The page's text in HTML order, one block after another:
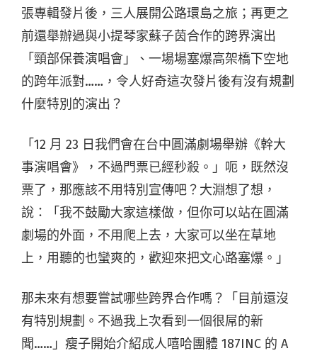
張專輯發片後，三人展開公路環島之旅；再更之
前還舉辦過與小提琴家蘇子茵合作的跨界演出
「頸部保養演唱會」、一場場塞爆高架橋下空地
的跨年派對……，令人好奇這次發片後有沒有規劃
什麼特別的演出？
「12 月 23 日我們會在台中圓滿劇場舉辦《幹大
事演唱會》，不過門票已經秒殺。」呃，既然沒
票了，那應該不用特別宣傳吧？大淵想了想，
說：「我不鼓勵大家這樣做，但你可以站在圓滿
劇場的外面，不用爬上去，大家可以坐在草地
上，用聽的也蠻爽的，歡迎來把文心路塞爆。」
那未來有想要嘗試哪些跨界合作嗎？「目前還沒
有特別規劃。不過我上次看到一個很屌的新
聞……」瘦子開始介紹成人嘻哈團體 187INC 的 A